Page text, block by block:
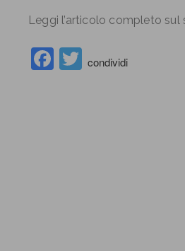
Leggi l’articolo completo sul
FacebookTwitter
condividi